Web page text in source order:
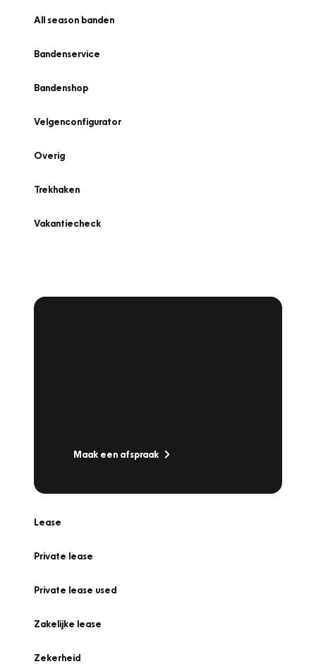
All season banden
Bandenservice
Bandenshop
Velgenconfigurator
Overig
Trekhaken
Vakantiecheck
Maak een afspraak
Lease
Private lease
Private lease used
Zakelijke lease
Zekerheid